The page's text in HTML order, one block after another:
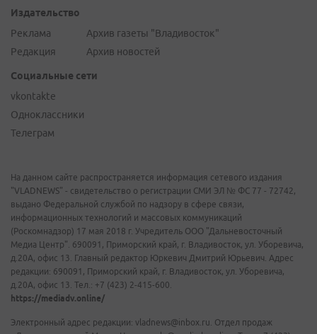
Издательство
Реклама
Редакция
Архив газеты "Владивосток"
Архив новостей
Социальные сети
vkontakte
Одноклассники
Телеграм
На данном сайте распространяется информация сетевого издания
"VLADNEWS" - свидетельство о регистрации СМИ ЭЛ № ФС 77 - 72742,
выдано Федеральной службой по надзору в сфере связи,
информационных технологий и массовых коммуникаций
(Роскомнадзор) 17 мая 2018 г. Учредитель ООО "Дальневосточный
Медиа Центр". 690091, Приморский край, г. Владивосток, ул. Уборевича,
д.20А, офис 13. Главный редактор Юркевич Дмитрий Юрьевич. Адрес
редакции: 690091, Приморский край, г. Владивосток, ул. Уборевича,
д.20А, офис 13. Тел.: +7 (423) 2-415-600.
https://mediadv.online/
Электронный адрес редакции: vladnews@inbox.ru. Отдел продаж